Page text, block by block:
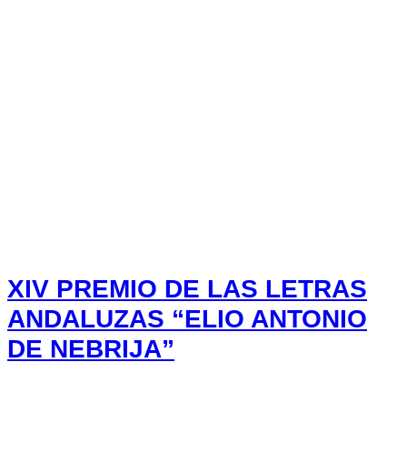
XIV PREMIO DE LAS LETRAS
ANDALUZAS “ELIO ANTONIO
DE NEBRIJA”